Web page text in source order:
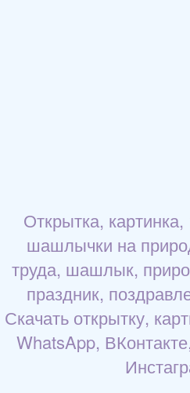
Открытка,
шашлычки на
труда, шашлык,
праздник,
Скачать открытку,
WhatsApp,